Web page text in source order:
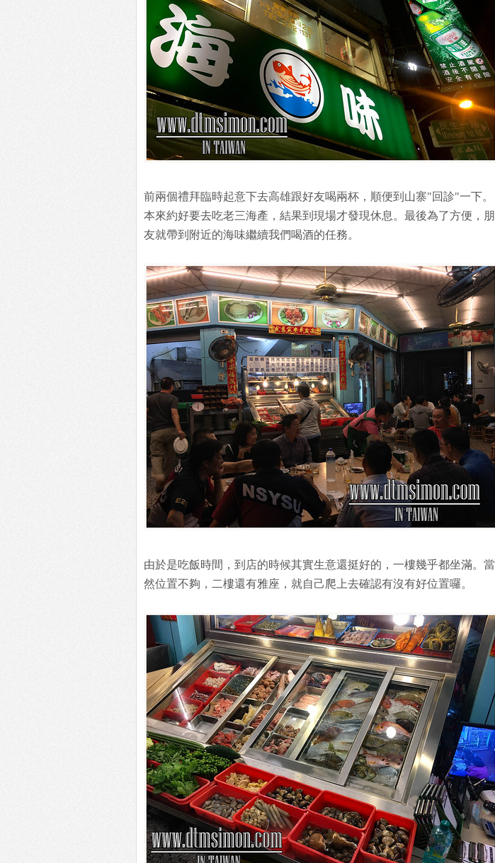
前兩個禮拜臨時起意下去高雄跟好友喝兩杯，順便到山寨"回診"一下。
本來約好要去吃老三海產，結果到現場才發現休息。最後為了方便，朋
友就帶到附近的海味繼續我們喝酒的任務。
由於是吃飯時間，到店的時候其實生意還挺好的，一樓幾乎都坐滿。當
然位置不夠，二樓還有雅座，就自己爬上去確認有沒有好位置囉。